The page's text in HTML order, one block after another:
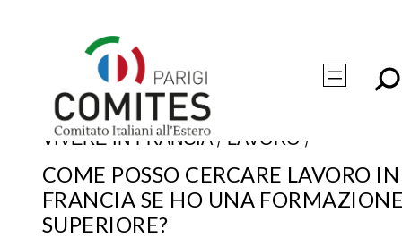
VIVERE IN FRANCIA/ LAVORO /
COME POSSO CERCARE LAVORO IN
FRANCIA SE HO UNA
SUPERIORE?